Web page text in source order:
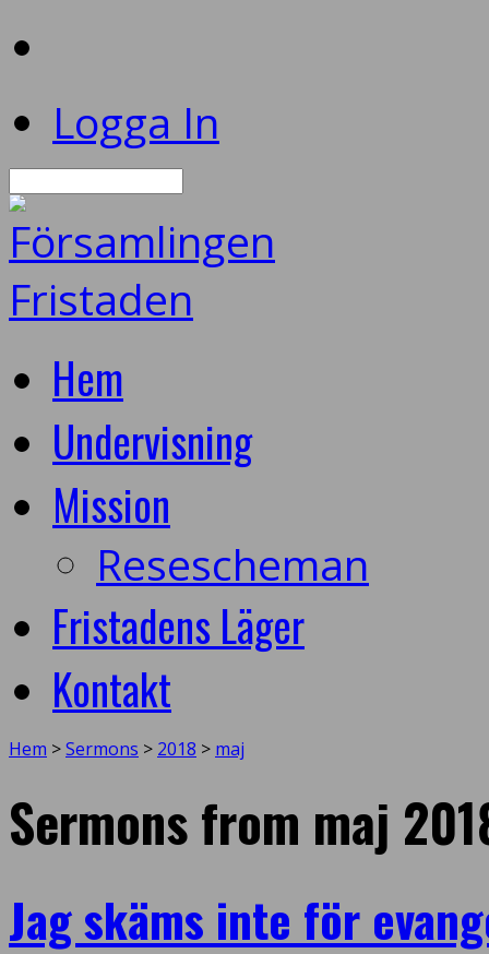
Logga In
Hem
Undervisning
Mission
Resescheman
Fristadens Läger
Kontakt
Hem >Sermons > 2018 > maj
Sermons from maj
Jag skäms inte för